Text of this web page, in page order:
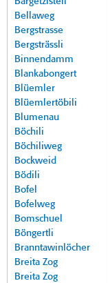
Bellaweg
Bergstrasse
Bergsträssli
Binnendamm
Blankabongert
Blüemler
Blüemlertöbili
Blumenau
Böchili
Böchiliweg
Bockweid
Bödili
Bofel
Bofelweg
Bomschuel
Böngertli
Branntawinlöcher
Breita Zog
Breita Zog